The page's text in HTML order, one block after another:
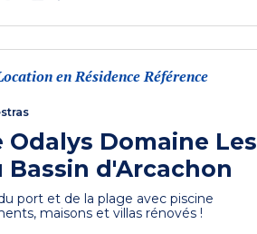
en Résidence Référence
Odalys Domaine Les
Bassin d'Arcachon
port et de la plage avec piscine
maisons et villas rénovés !